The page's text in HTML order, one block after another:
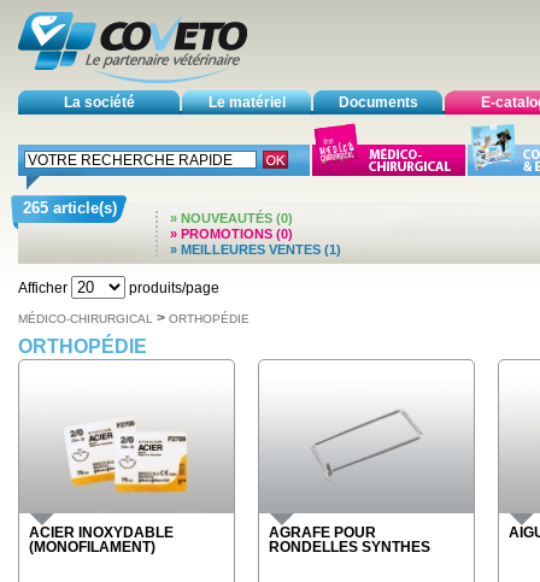
La société Le matériel Documents E-
265 article(s)
» NOUVEAUTÉS (0)
» PROMOTIONS (0)
» MEILLEURES VENTES (1)
Afficher produits/page
MÉDICO-CHIRURGICAL > ORTHOPÉDIE
ORTHOPÉDIE
ACIER INOXYDABLE
(MONOFILAMENT)
AGRAFE POUR
RONDELLES SYNTHES